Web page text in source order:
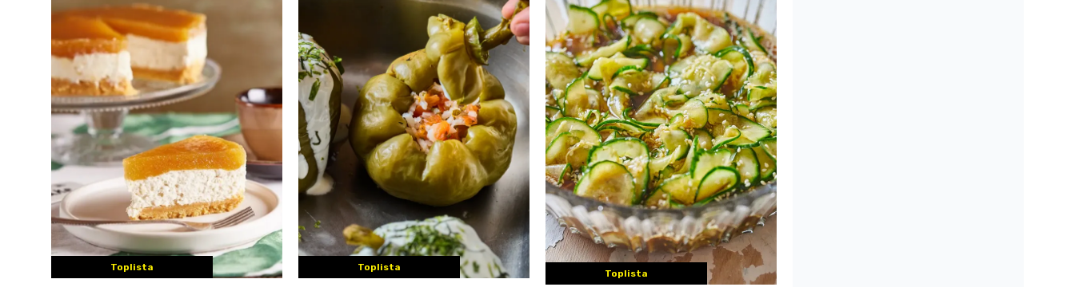
Toplista Toplista
Toplista